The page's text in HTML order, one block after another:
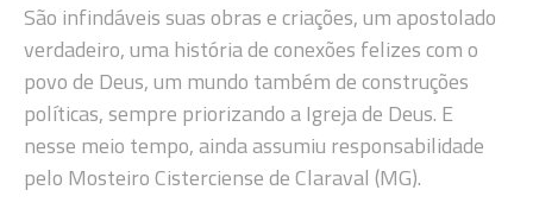
São infindáveis suas obras e criações, um apostolado
verdadeiro, uma história de conexões felizes com o
povo de Deus, um mundo também de construções
políticas, sempre priorizando a Igreja de Deus. E
nesse meio tempo, ainda assumiu responsabilidade
pelo Mosteiro Cisterciense de Claraval (MG).